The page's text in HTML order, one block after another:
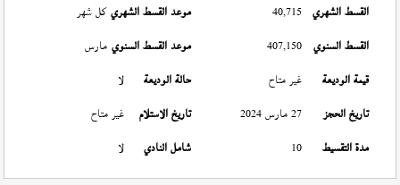
القسط الشهري 40,715 موعد القسط الشهري كل شهر
القسط السنوي 407,150 موعد القسط السنوي مارس
قيمة الوديعة
غير متاح حالة الوديعة
لا
تاريخ الحجز
27 مارس 2024 تاريخ الاستلام
غير متاح
مدة التقسيط
10 شامل النادي لا